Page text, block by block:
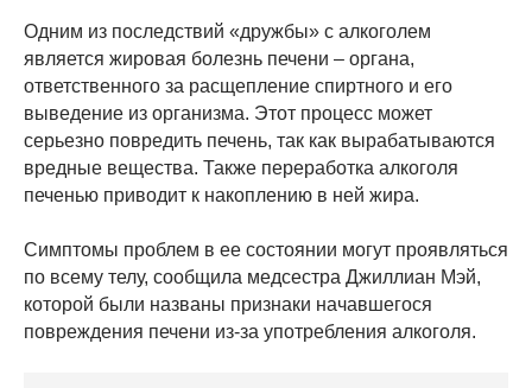
Одним из последствий «дружбы» с алкоголем
является жировая болезнь печени – органа,
ответственного за расщепление спиртного и его
выведение из организма. Этот процесс может
серьезно повредить печень, так как вырабатываются
вредные вещества. Также переработка алкоголя
печенью приводит к накоплению в ней жира.
Симптомы проблем в ее состоянии могут проявляться
по всему телу, сообщила медсестра Джиллиан Мэй,
которой были названы признаки начавшегося
повреждения печени из-за употребления алкоголя.